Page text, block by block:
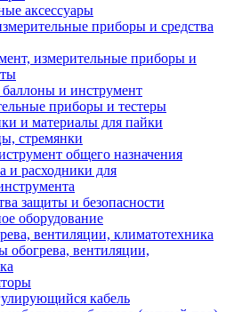
аксессуары
приборы и средства
измерительные приборы и
баллоны и инструмент
приборы и тестеры
и материалы для пайки
стремянки
общего назначения
и расходники для
защиты и безопасности
оборудование
вентиляции, климатотехника
обогрева, вентиляции,
кабель